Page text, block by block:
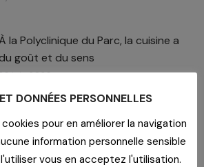
la Polyclinique du Parc, la cuisine a
goût et du sens
juin 2026
DONNÉES PERSONNELLES
pour en améliorer la navigation
information personnelle sensible
vous en acceptez l'utilisation.